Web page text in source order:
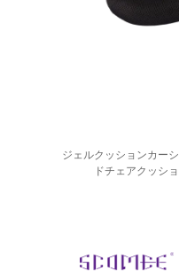
ジェルクッションカー
ドチェアクッシ